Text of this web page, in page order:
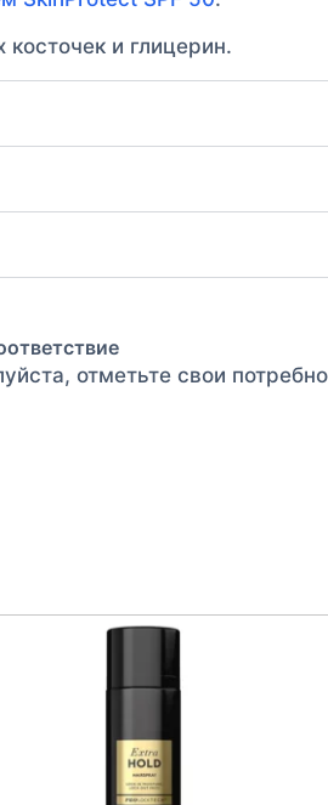
и глицерин.
отметьте свои